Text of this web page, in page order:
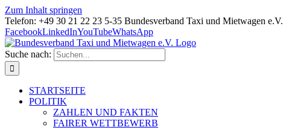
Zum Inhalt springen
Telefon: +49 30 21 22 23 5-35 Bundesverband Taxi und Mietwagen e.V.
FacebookLinkedInYouTubeWhatsApp
Suche nach:
STARTSEITE
POLITIK
ZAHLEN UND FAKTEN
FAIRER WETTBEWERB